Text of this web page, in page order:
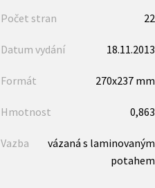
Počet stran 22
Datum vydání 18.11.2013
Formát 270x237 mm
Hmotnost 0,863
Vazba
vázaná s laminovaným
potahem